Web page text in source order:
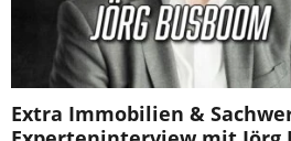
Extra Immobilien &